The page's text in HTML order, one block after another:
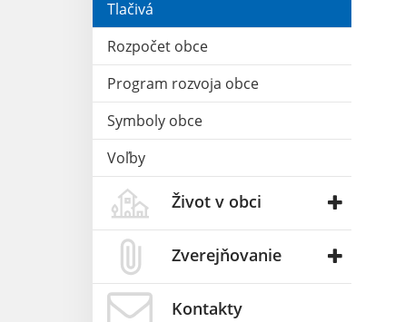
Tlačivá
Rozpočet obce
Program rozvoja obce
Symboly obce
Voľby
Život v obci
Zverejňovanie
Kontakty